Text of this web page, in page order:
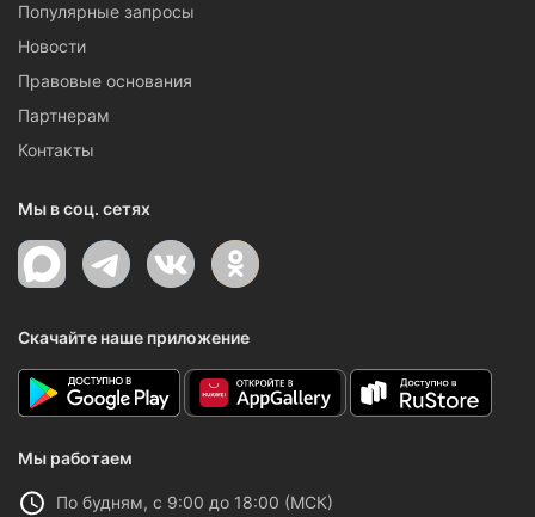
Популярные запросы
Новости
Правовые основания
Партнерам
Контакты
Мы в соц. сетях
Скачайте наше приложение
Мы работаем
По будням, с 9:00 до 18:00 (МСК)